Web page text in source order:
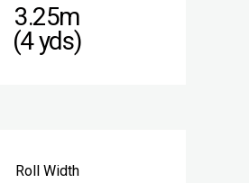
3.25m
(4 yds)
Roll Width